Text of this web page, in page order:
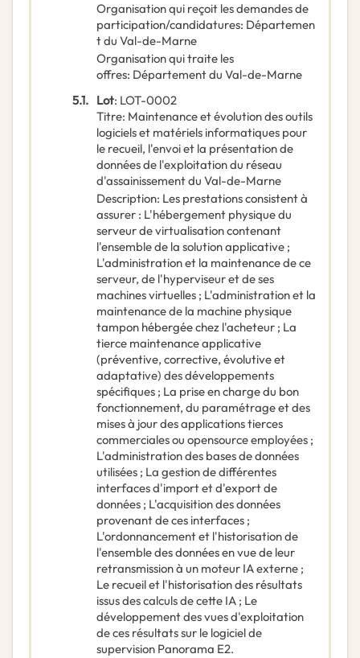
Organisation qui reçoit les demandes de
participation/candidatures: Départemen
t du Val-de-Marne
Organisation qui traite les
offres: Département du Val-de-Marne
5.1. Lot: LOT-0002
Titre: Maintenance et évolution des outils
logiciels et matériels informatiques pour
le recueil, l'envoi et la présentation de
données de l'exploitation du réseau
d'assainissement du Val-de-Marne
Description: Les prestations consistent à
assurer : L'hébergement physique du
serveur de virtualisation contenant
l'ensemble de la solution applicative ;
L'administration et la maintenance de ce
serveur, de l'hyperviseur et de ses
machines virtuelles ; L'administration et la
maintenance de la machine physique
tampon hébergée chez l'acheteur ; La
tierce maintenance applicative
(préventive, corrective, évolutive et
adaptative) des développements
spécifiques ; La prise en charge du bon
fonctionnement, du paramétrage et des
mises à jour des applications tierces
commerciales ou opensource employées ;
L'administration des bases de données
utilisées ; La gestion de différentes
interfaces d'import et d'export de
données ; L'acquisition des données
provenant de ces interfaces ;
L'ordonnancement et l'historisation de
l'ensemble des données en vue de leur
retransmission à un moteur IA externe ;
Le recueil et l'historisation des résultats
issus des calculs de cette IA ; Le
développement des vues d'exploitation
de ces résultats sur le logiciel de
supervision Panorama E2.